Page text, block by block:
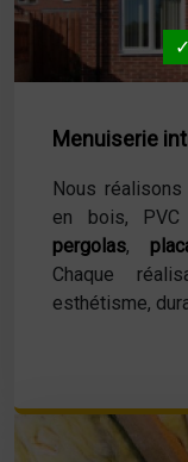
Menuiserie
Nous
en bois,
pergolas,
Chaque
esthétisme,